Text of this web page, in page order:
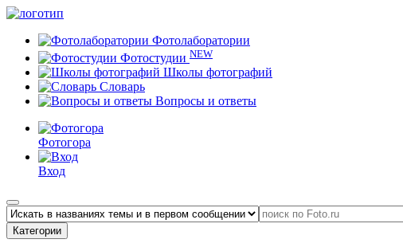
Фотолаборатории
Фотостудии NEW
Школы фотографий
Словарь
Вопросы и ответы
Фотогора
Вход
Категории